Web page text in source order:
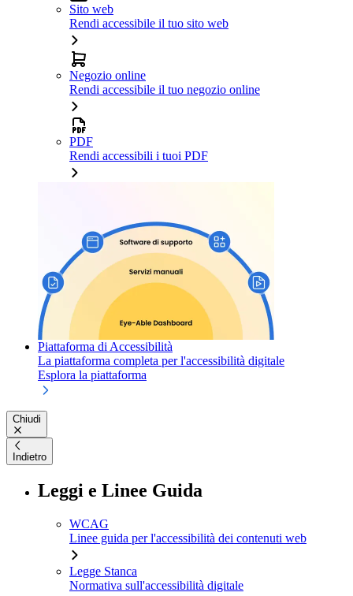
Sito web
Rendi accessibile il tuo sito web
Negozio online
Rendi accessibile il tuo negozio online
PDF
Rendi accessibili i tuoi PDF
Piattaforma di Accessibilità
La piattaforma completa per l'accessibilità digitale
Esplora la piattaforma
Chiudi
Indietro
Leggi e Linee Guida
WCAG
Linee guida per l'accessibilità dei contenuti web
Legge Stanca
Normativa sull'accessibilità digitale